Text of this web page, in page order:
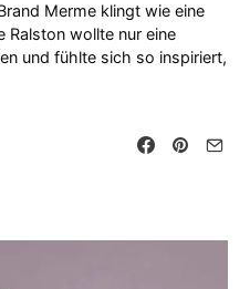
Merme klingt wie eine
Ralston wollte nur eine
und fühlte sich so inspiriert,